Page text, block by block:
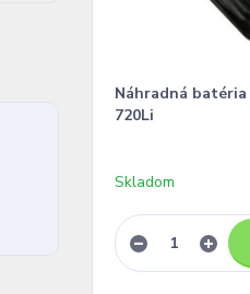
Náhradná batéria
720Li
Skladom